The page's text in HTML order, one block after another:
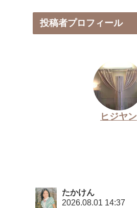
投稿者プロフィール
ヒジヤン
たかけん
2026.08.01 14:37